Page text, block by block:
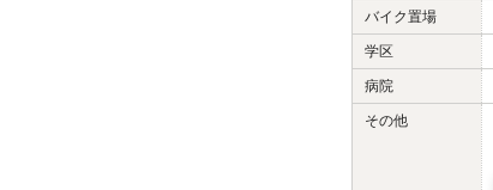
バイク置場
学区
病院
その他